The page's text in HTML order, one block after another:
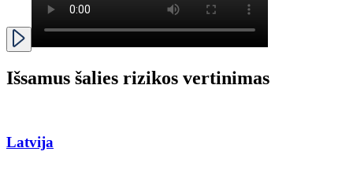
Išsamus šalies rizikos vertinimas
Latvija